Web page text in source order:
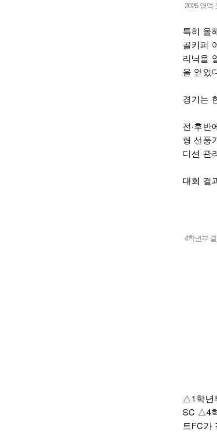
2025 영덕
특히 올
골키퍼
리닉을
을 얻었
경기는
전·후반
형 선풍
디션 관
대회 결
4학년부
△1학년
SC △4
트FC가